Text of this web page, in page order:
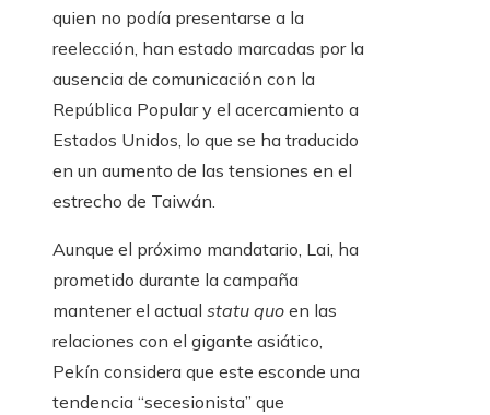
quien no podía presentarse a la
reelección, han estado marcadas por la
ausencia de comunicación con la
República Popular y el acercamiento a
Estados Unidos, lo que se ha traducido
en un aumento de las tensiones en el
estrecho de Taiwán.
Aunque el próximo mandatario, Lai, ha
prometido durante la campaña
mantener el actual statu quo en las
relaciones con el gigante asiático,
Pekín considera que este esconde una
tendencia “secesionista” que